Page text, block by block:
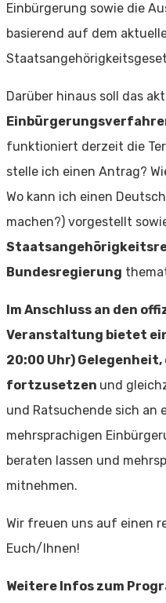
Einbürgerung sowie die
basierend auf dem
Darüber hinaus soll das
funktioniert derzeit die
stelle ich einen Antrag?
Wo kann ich einen
machen?) vorgestellt
Bundesregierung
Im Anschluss an den
Veranstaltung bietet
20:00 Uhr)
fortzusetzen und
und Ratsuchende sich an
mehrsprachigen
beraten lassen und
mitnehmen.
Wir freuen uns auf einen
Euch/Ihnen!
Weitere Infos zum